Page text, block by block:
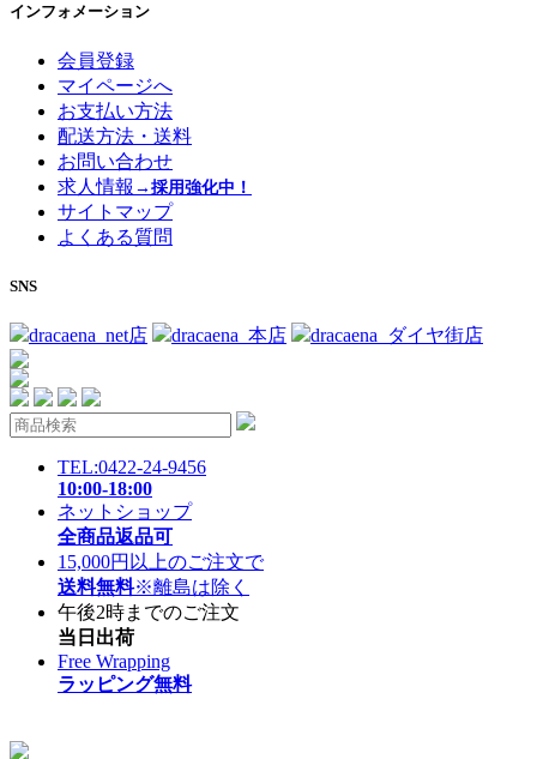
インフォメーション
会員登録
マイページへ
お支払い方法
配送方法・送料
お問い合わせ
求人情報 →採用強化中！
サイトマップ
よくある質問
SNS
dracaena_net店 dracaena_本店 dracaena_ダイヤ街店
TEL:0422-24-9456
10:00-18:00
ネットショップ
全商品返品可
15,000円以上のご注文で
送料無料※離島は除く
午後2時までのご注文
当日出荷
Free Wrapping
ラッピング無料